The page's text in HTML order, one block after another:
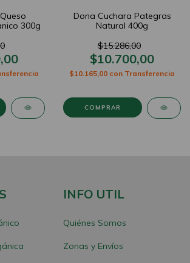
300g
Dona Cuchara Pategras
Natural 400g
$15.286,00
$10.700,00
$10.165,00 con Transferencia
INFO UTIL
Quiénes Somos
Zonas y Envíos